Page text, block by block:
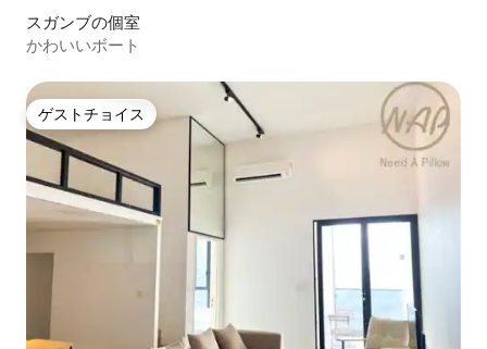
スガンブの個室
かわいいボート
ゲストチョイス
ゲストチョイス